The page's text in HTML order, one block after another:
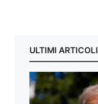
ULTIMI ARTICOLI